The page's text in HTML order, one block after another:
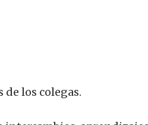
los colegas.